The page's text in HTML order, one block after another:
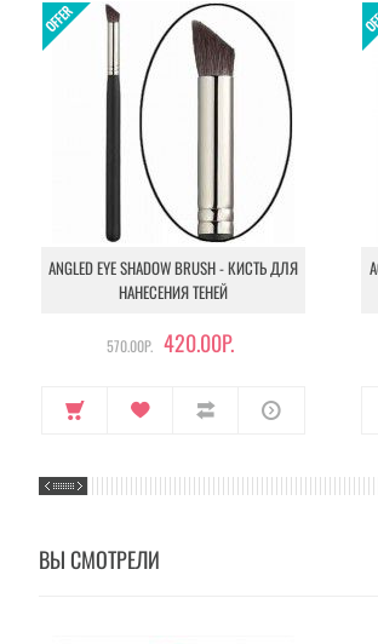
ANGLED EYE SHADOW BRUSH - КИСТЬ ДЛЯ
НАНЕСЕНИЯ ТЕНЕЙ
570.00Р. 420.00Р.
ВЫ СМОТРЕЛИ